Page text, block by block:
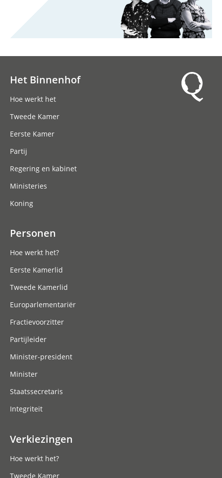
Het Binnenhof
Hoe werkt het
Tweede Kamer
Eerste Kamer
Partij
Regering en kabinet
Ministeries
Koning
Personen
Hoe werkt het?
Eerste Kamerlid
Tweede Kamerlid
Europarlementariër
Fractievoorzitter
Partijleider
Minister-president
Minister
Staatssecretaris
Integriteit
Verkiezingen
Hoe werkt het?
Tweede Kamer